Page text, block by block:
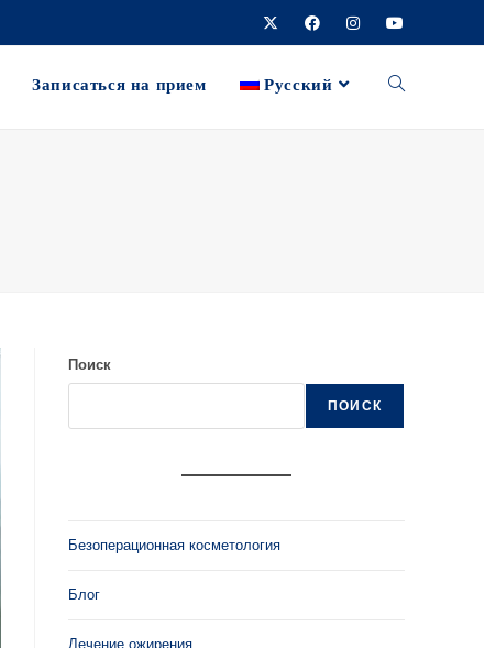
Записаться на прием Русский
Поиск
ПОИСК
Безоперационная косметология
Блог
Лечение ожирения